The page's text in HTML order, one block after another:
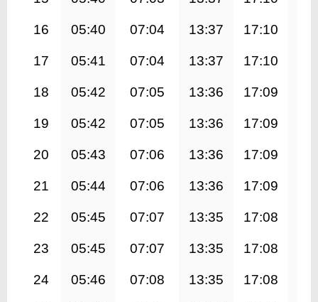
16 05:40 07:04 13:37 17:10
17 05:41 07:04 13:37 17:10
18 05:42 07:05 13:36 17:09
19 05:42 07:05 13:36 17:09
20 05:43 07:06 13:36 17:09
21 05:44 07:06 13:36 17:09
22 05:45 07:07 13:35 17:08
23 05:45 07:07 13:35 17:08
24 05:46 07:08 13:35 17:08